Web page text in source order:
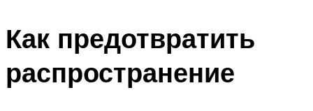
Как предотвратить
распространение